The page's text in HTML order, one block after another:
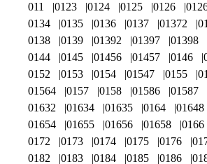
011 0123 0124 0125 0126
0134
0135 0136 0137 01372
0138
0139 01392 01397 01398
0144
0145 01456 01457 0146
0152
0153 0154 01547 0155
01564
0157 0158 01586 01587
01632
01634 01635 0164 01648
01654
01655 01656 01658 0166
0172
0173 0174 0175 0176
0182
0183 0184 0185 0186